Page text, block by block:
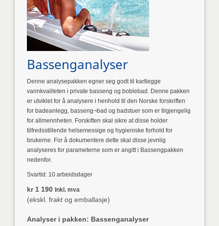
Bassenganalyser
Denne analysepakken egner seg godt til kartlegge
vannkvaliteten i private basseng og boblebad. Denne pakken
er utviklet for å analysere i henhold til den Norske forskriften
for badeanlegg, basseng¬bad og badstuer som er tilgjengelig
for allmennheten. Forskiften skal sikre at disse holder
tilfredsstillende helsemessige og hygieniske forhold for
brukerne. For å dokumentere dette skal disse jevnlig
analyseres for parameterne som er angitt i Bassengpakken
nedenfor.
Svartid: 10 arbeidsdager
kr 1 190 Inkl. mva
(ekskl. frakt og emballasje)
Analyser i pakken: Bassenganalyser